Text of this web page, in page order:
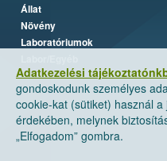
Adatkezelési
gondoskodunk személyes
cookie-kat (sütiket) használ
érdekében, melynek
„Elfogadom” gombra.
Állat
Növény
Laboratóriumok